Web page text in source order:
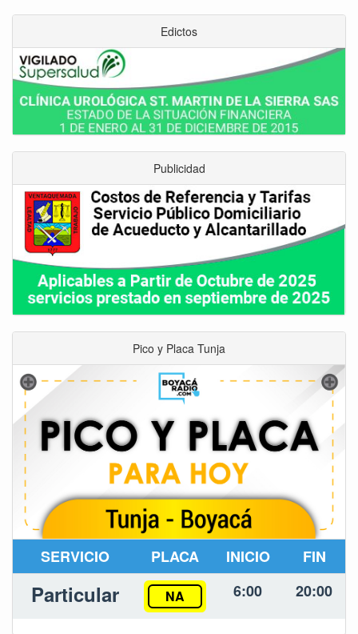
Edictos
Publicidad
Pico y Placa Tunja
SERVICIO PLACA INICIO FIN
Particular NA 6:00 20:00